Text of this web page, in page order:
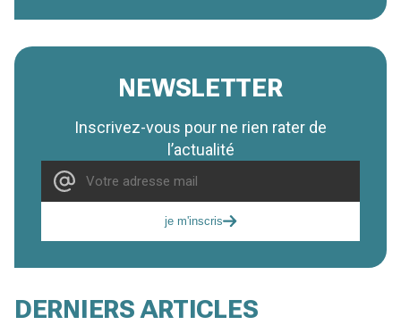
NEWSLETTER
Inscrivez-vous pour ne rien rater de
l’actualité
je m'inscris
DERNIERS ARTICLES